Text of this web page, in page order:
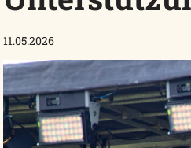
11.05.2026